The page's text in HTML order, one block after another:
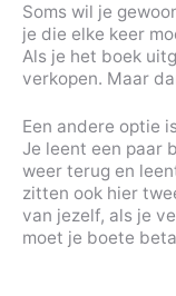
Soms wil je
je die elke keer
Als je het boek
verkopen. Maar
Een andere optie
Je leent een paar
weer terug en
zitten ook hier
van jezelf, als je
moet je boete